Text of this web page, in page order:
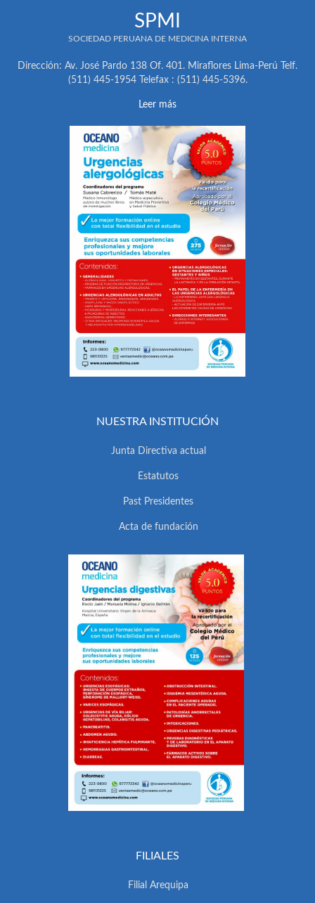
SPMI
SOCIEDAD PERUANA DE MEDICINA INTERNA
Dirección: Av. José Pardo 138 Of. 401. Miraflores Lima-Perú Telf.
(511) 445-1954 Telefax : (511) 445-5396.
Leer más
NUESTRA INSTITUCIÓN
Junta Directiva actual
Estatutos
Past Presidentes
Acta de fundación
FILIALES
Filial Arequipa